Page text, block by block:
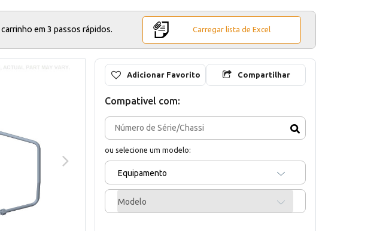
em 3 passos rápidos. Carregar lista de Excel
Adicionar Favorito Compartilhar
Compativel com:
ou selecione um modelo:
Equipamento
Modelo